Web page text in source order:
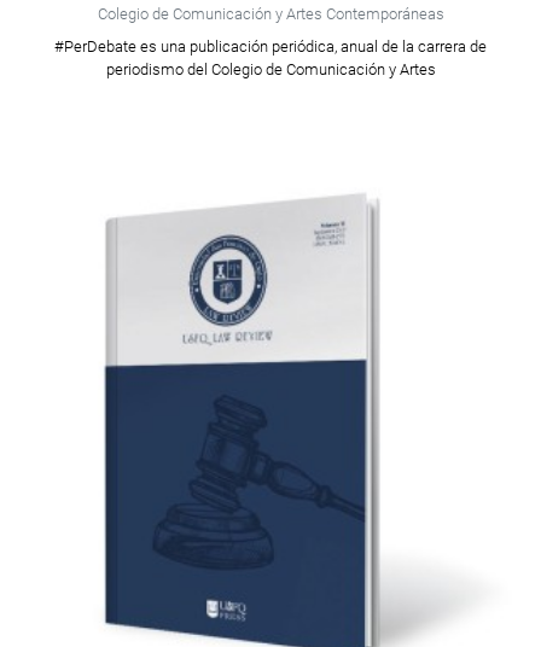
Colegio de Comunicación y Artes Contemporáneas
#PerDebate es una publicación periódica, anual de la carrera de
periodismo del Colegio de Comunicación y Artes